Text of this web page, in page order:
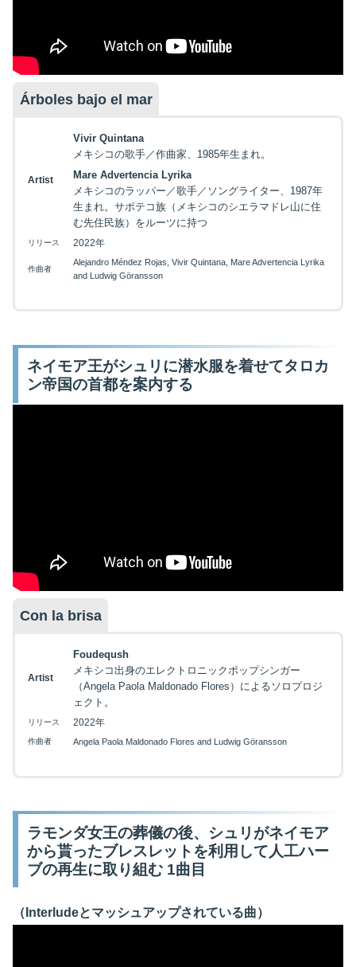
Árboles bajo el mar
Artist
Vivir Quintana
メキシコの歌手／作曲家、1985年生まれ。
Mare Advertencia Lyrika
メキシコのラッパー／歌手／ソングライター、1987年
生まれ。サポテコ族（メキシコのシエラマドレ山に住
む先住民族）をルーツに持つ
リリース 2022年
作曲者
Alejandro Méndez Rojas, Vivir Quintana, Mare Advertencia Lyrika
and Ludwig Göransson
ネイモア王がシュリに潜水服を着せてタロカ
ン帝国の首都を案内する
Con la brisa
Artist
Foudeqush
メキシコ出身のエレクトロニックポップシンガー
（Angela Paola Maldonado Flores）によるソロプロジ
ェクト。
リリース 2022年
作曲者 Angela Paola Maldonado Flores and Ludwig Göransson
ラモンダ女王の葬儀の後、シュリがネイモア
から貰ったブレスレットを利用して人工ハー
ブの再生に取り組む 1曲目
（Interludeとマッシュアップされている曲）